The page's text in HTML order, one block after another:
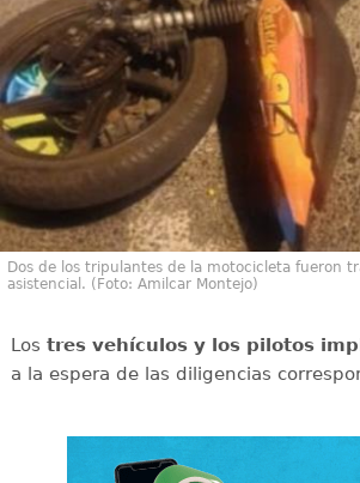
Dos de los tripulantes de la motocicleta fueron
asistencial. (Foto: Amilcar Montejo)
Los tres vehículos y los pilotos
a la espera de las diligencias